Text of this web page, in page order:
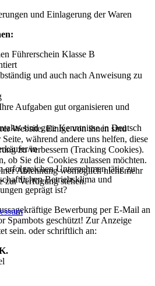
und Einlagerung der Waren
Führerschein Klasse B
und auch nach Anweisung zu
Aufgaben gut organisieren und
sind gute Kenntnisse in Deutsch
in
erfolgreichen Unternehmen tätig zu
Betriebsklima und
geprägt ist?
Bewerbung per E-Mail an
Spambots geschützt! Zur Anzeige
sein. oder schriftlich an:
Website. Einige von ihnen sind
während andere uns helfen, diese
zu verbessern (Tracking Cookies).
ob Sie die Cookies zulassen möchten.
Ablehnung womöglich nicht mehr
zur Verfügung stehen.